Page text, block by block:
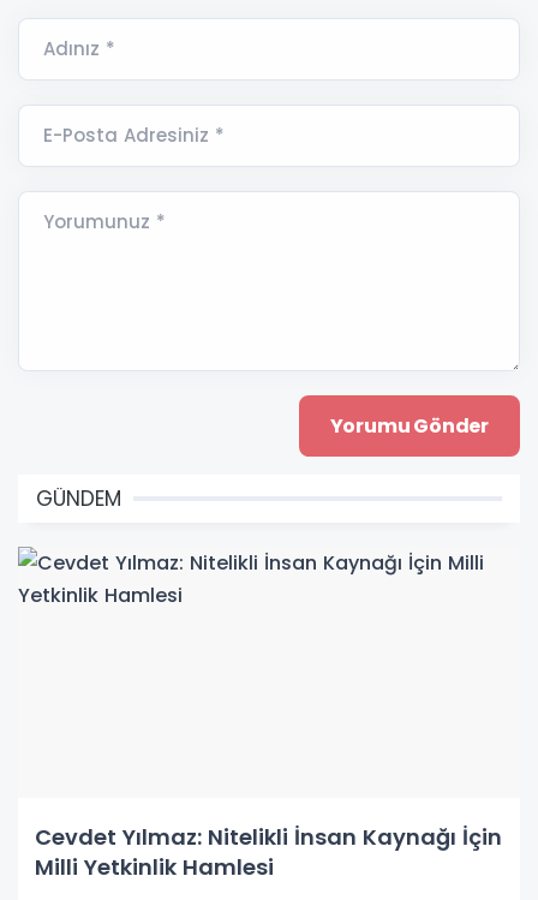
Adınız *
E-Posta Adresiniz *
Yorumunuz *
GÜNDEM
Cevdet Yılmaz: Nitelikli İnsan Kaynağı İçin
Milli Yetkinlik Hamlesi